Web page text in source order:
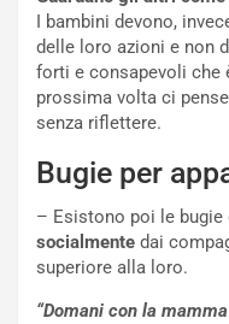
I bambini devono,
delle loro azioni e non
forti e consapevoli che
prossima volta ci
senza riflettere.
Bugie per
– Esistono poi le bugie
socialmente dai
superiore alla loro.
“Domani con la